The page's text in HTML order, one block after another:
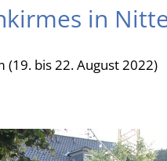
in
bis 22. August 2022)